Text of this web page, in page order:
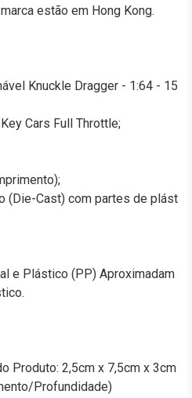
estão em Hong Kong.
Knuckle Dragger - 1:64 - 15
Cars Full Throttle;
(Die-Cast) com partes de plást
e Plástico (PP) Aproximadam
Produto: 2,5cm x 7,5cm x 3cm
Profundidade)